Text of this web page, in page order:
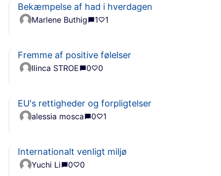
Bekæmpelse af had i hverdagen
Marlene Buthig 1 1
Fremme af positive følelser
Ilinca STROE 0 0
EU's rettigheder og forpligtelser
alessia mosca 0 1
Internationalt venligt miljø
Yuchi Li 0 0